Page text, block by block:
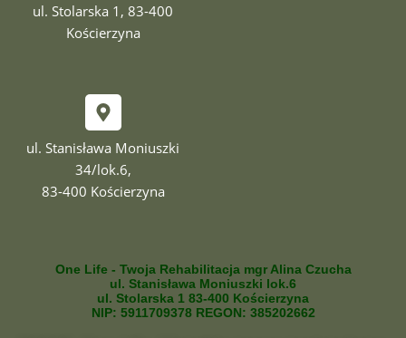
ul. Stolarska 1, 83-400
Kościerzyna
ul. Stanisława Moniuszki
34/lok.6,
83-400 Kościerzyna
One Life - Twoja Rehabilitacja mgr Alina Czucha
ul. Stanisława Moniuszki lok.6
ul. Stolarska 1 83-400 Kościerzyna
NIP: 5911709378 REGON: 385202662